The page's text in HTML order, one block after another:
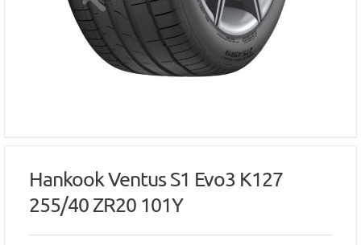
Hankook Ventus S1 Evo3 K127
255/40 ZR20 101Y